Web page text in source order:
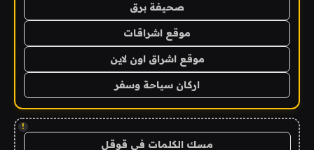
صحيفة برق
موقع اشراقات
موقع اشراق اون لاين
اركان سياحة وسفر
!
مسك الكلمات في قوقل